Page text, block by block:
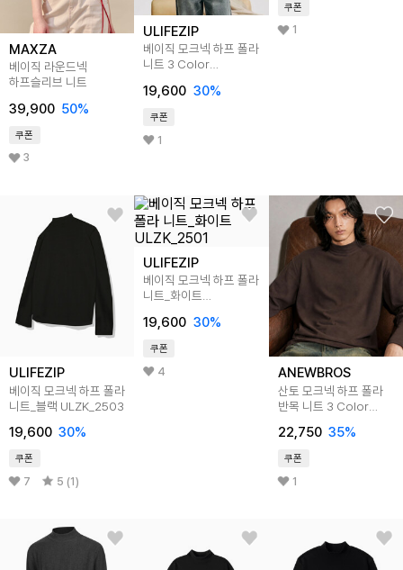
MAXZA
베이직 라운드넥
하프슬리브 니트
39,900 50%
쿠폰
3
ULIFEZIP
베이직 모크넥 하프 폴라
니트 3 Color
19,600 30%
쿠폰
1
쿠폰
1
ULIFEZIP
베이직 모크넥 하프 폴라
니트_블랙 ULZK_2503
19,600 30%
쿠폰
7 5 (1)
ULIFEZIP
베이직 모크넥 하프 폴라
니트_화이트
19,600 30%
쿠폰
4 ANEWBROS
산토 모크넥 하프 폴라
반목 니트 3 Color
22,750 35%
쿠폰
1